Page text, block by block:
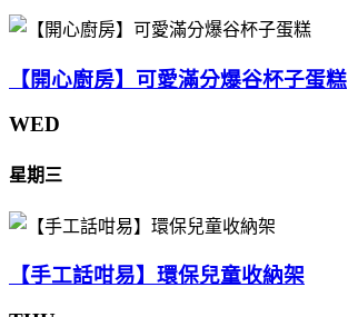
【開心廚房】可愛滿分爆谷杯子蛋糕
WED
星期三
【手工話咁易】環保兒童收納架